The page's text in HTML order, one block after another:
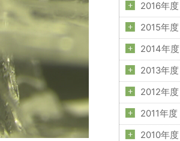
2016年度
2015年度
2014年度
2013年度
2012年度
2011年度
2010年度